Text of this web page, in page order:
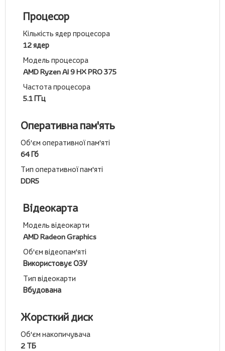
Процесор
Кількість ядер процесора
12 ядер
Модель процесора
AMD Ryzen AI 9 HX PRO 375
Частота процесора
5.1 ГГц
Оперативна пам'ять
Об'єм оперативної пам'яті
64 Гб
Тип оперативної пам'яті
DDR5
Відеокарта
Модель відеокарти
AMD Radeon Graphics
Об'єм відеопам'яті
Використовує ОЗУ
Тип відеокарти
Вбудована
Жорсткий диск
Об'єм накопичувача
2 ТБ